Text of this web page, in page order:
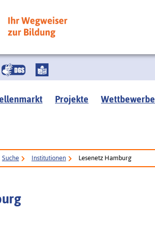
Projekte Wettbewerbe
Suche Institutionen Lesenetz Hamburg